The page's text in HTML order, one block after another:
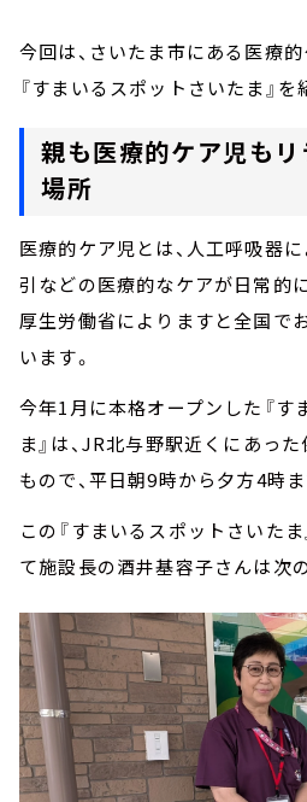
今回は、さいたま市にある医療
『すまいるスポットさいたま』を
親も医療的ケア児も
場所
医療的ケア児とは、人工呼吸器
引などの医療的なケアが日常的
厚生労働省によりますと全国で
います。
今年1月に本格オープンした『す
ま』は、JR北与野駅近くにあっ
もので、平日朝9時から夕方4時
この『すまいるスポットさいた
て施設長の酒井基容子さんは次